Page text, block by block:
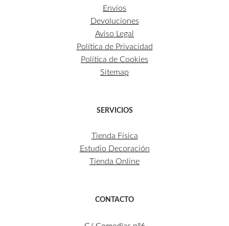
Envíos
Devoluciones
Aviso Legal
Política de Privacidad
Política de Cookies
Sitemap
SERVICIOS
Tienda Física
Estudio Decoración
Tienda Online
CONTACTO